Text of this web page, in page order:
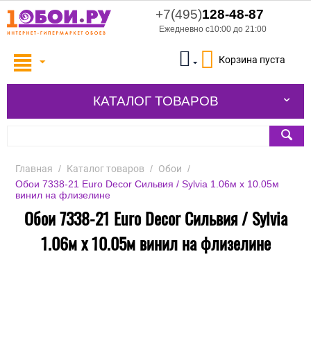
+7(495)128-48-87
Ежедневно с10:00 до 21:00
Корзина пуста
КАТАЛОГ ТОВАРОВ
Главная / Каталог товаров / Обои /
Обои 7338-21 Euro Decor Сильвия / Sylvia 1.06м x 10.05м
винил на флизелине
Обои 7338-21 Euro Decor Сильвия / Sylvia
1.06м x 10.05м винил на флизелине